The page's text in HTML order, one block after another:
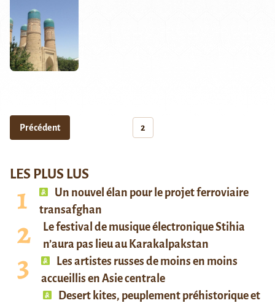
Précédent 2
LES PLUS LUS
Un nouvel élan pour le projet ferroviaire
transafghan
Le festival de musique électronique Stihia
n’aura pas lieu au Karakalpakstan
Les artistes russes de moins en moins
accueillis en Asie centrale
Desert kites, peuplement préhistorique et